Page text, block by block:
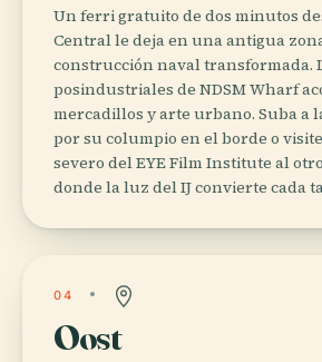
Un ferri gratuito de dos minutos
Central le deja en una antigua
construcción naval transformada.
posindustriales de NDSM Wharf
mercadillos y arte urbano. Suba a
por su columpio en el borde o
severo del EYE Film Institute al
donde la luz del IJ convierte cada
04
Oost